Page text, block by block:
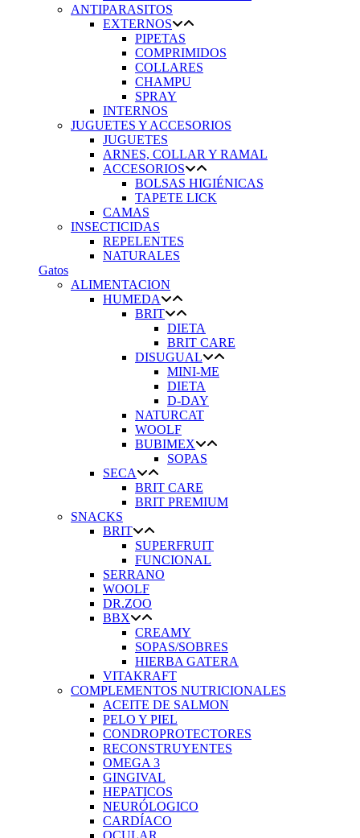
ANTIPARASITOS
EXTERNOS
PIPETAS
COMPRIMIDOS
COLLARES
CHAMPU
SPRAY
INTERNOS
JUGUETES Y ACCESORIOS
JUGUETES
ARNES, COLLAR Y RAMAL
ACCESORIOS
BOLSAS HIGIÉNICAS
TAPETE LICK
CAMAS
INSECTICIDAS
REPELENTES
NATURALES
Gatos
ALIMENTACION
HUMEDA
BRIT
DIETA
BRIT CARE
DISUGUAL
MINI-ME
DIETA
D-DAY
NATURCAT
WOOLF
BUBIMEX
SOPAS
SECA
BRIT CARE
BRIT PREMIUM
SNACKS
BRIT
SUPERFRUIT
FUNCIONAL
SERRANO
WOOLF
DR.ZOO
BBX
CREAMY
SOPAS/SOBRES
HIERBA GATERA
VITAKRAFT
COMPLEMENTOS NUTRICIONALES
ACEITE DE SALMON
PELO Y PIEL
CONDROPROTECTORES
RECONSTRUYENTES
OMEGA 3
GINGIVAL
HEPATICOS
NEURÓLOGICO
CARDÍACO
OCULAR